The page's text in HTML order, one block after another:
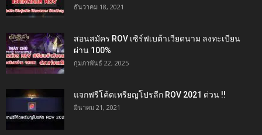
ธันวาคม 18, 2021
สอนสมัคร ROV เซิร์ฟเบต้าเวียดนาม ลงทะเบียน
ผ่าน 100%
กุมภาพันธ์ 22, 2025
แจกฟรีโค้ดเหรียญโปรลีก ROV 2021 ด่วน !!
มีนาคม 21, 2021